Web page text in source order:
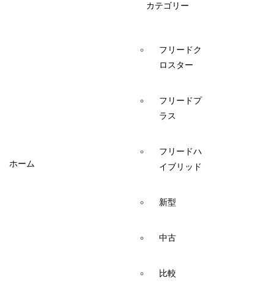
ホーム
カテゴリー
フリードク
ロスター
フリードプ
ラス
フリードハ
イブリッド
新型
中古
比較